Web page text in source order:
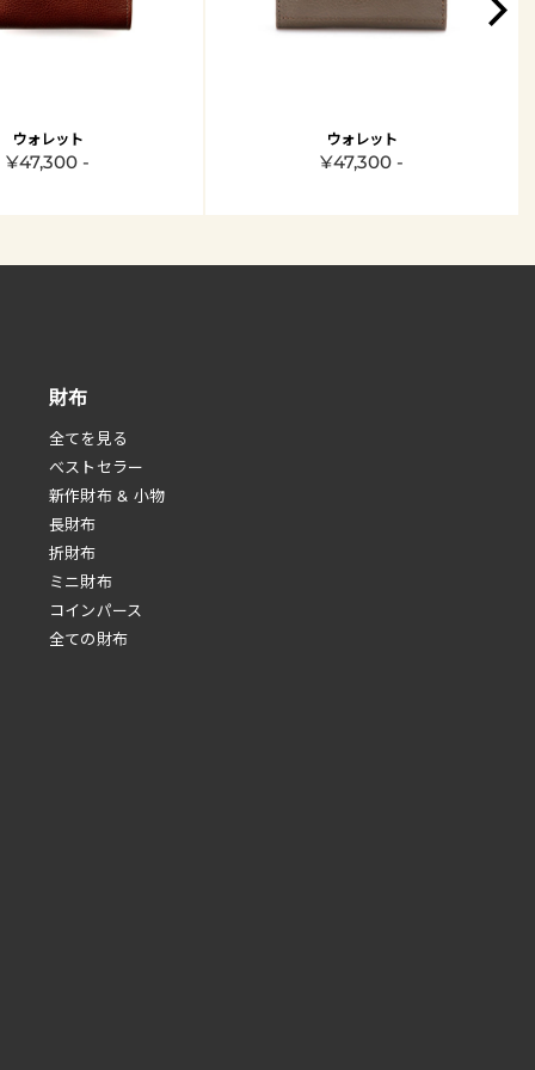
ウォレット
¥47,300 -
ウォレット
¥47,300 -
財布
全てを見る
べストセラー
新作財布 & 小物
長財布
折財布
ミニ財布
コインパース
全ての財布